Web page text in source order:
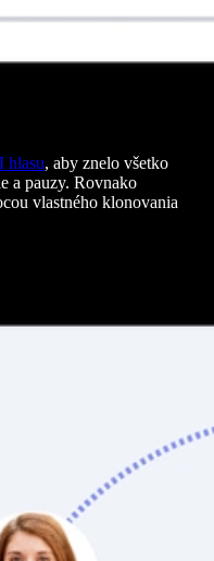
hlasu, aby znelo všetko
a pauzy. Rovnako
vlastného klonovania